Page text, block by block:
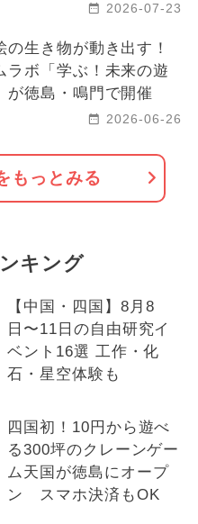
2022年のイベント
2026-07-23
の生き物が動き出す！
ラボ「学ぶ！未来の遊
が徳島・鳴門で開催
2026-06-26
もっとみる
キング
【中国・四国】8月8
日〜11日の自由研究イ
ベント16選 工作・化
石・星空体験も
四国初！10円から遊べ
る300坪のクレーンゲー
ム天国が徳島にオープ
ン スマホ決済もOK